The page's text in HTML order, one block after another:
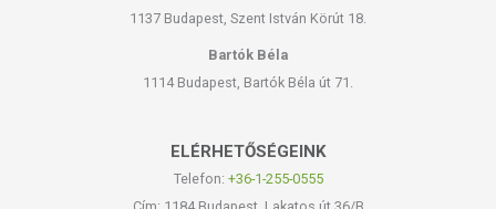
1137 Budapest, Szent István Körút 18.
Bartók Béla
1114 Budapest, Bartók Béla út 71.
ELÉRHETŐSÉGEINK
Telefon: +36-1-255-0555